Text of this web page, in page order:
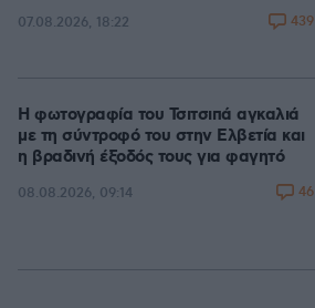
07.08.2026, 18:22 439
Η φωτογραφία του Τσιτσιπά αγκαλιά
με τη σύντροφό του στην Ελβετία και
η βραδινή έξοδός τους για φαγητό
08.08.2026, 09:14 46